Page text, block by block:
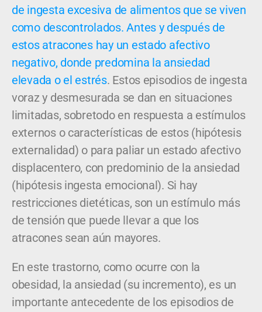
de ingesta excesiva de alimentos que se viven
como descontrolados. Antes y después de
estos atracones hay un estado afectivo
negativo, donde predomina la ansiedad
elevada o el estrés. Estos episodios de ingesta
voraz y desmesurada se dan en situaciones
limitadas, sobretodo en respuesta a estímulos
externos o características de estos (hipótesis
externalidad) o para paliar un estado afectivo
displacentero, con predominio de la ansiedad
(hipótesis ingesta emocional). Si hay
restricciones dietéticas, son un estímulo más
de tensión que puede llevar a que los
atracones sean aún mayores.
En este trastorno, como ocurre con la
obesidad, la ansiedad (su incremento), es un
importante antecedente de los episodios de